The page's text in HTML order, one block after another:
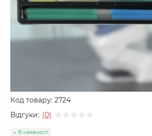
Код товару: 2724
Відгуки: (0)
В наявності